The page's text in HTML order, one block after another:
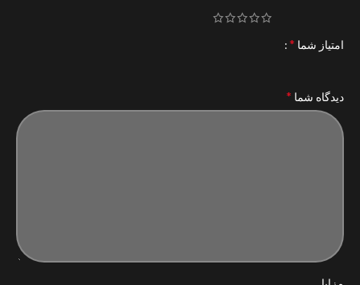
امتیاز شما *
دیدگاه شما *